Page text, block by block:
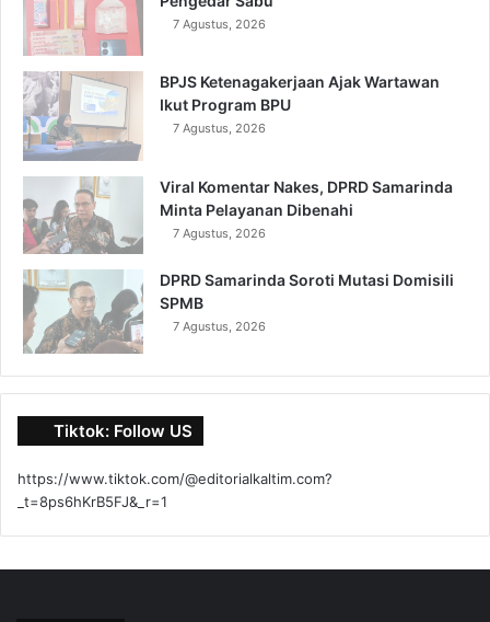
7 Agustus, 2026
BPJS Ketenagakerjaan Ajak Wartawan
Ikut Program BPU
7 Agustus, 2026
Viral Komentar Nakes, DPRD Samarinda
Minta Pelayanan Dibenahi
7 Agustus, 2026
DPRD Samarinda Soroti Mutasi Domisili
SPMB
7 Agustus, 2026
Tiktok: Follow US
https://www.tiktok.com/@editorialkaltim.com?
_t=8ps6hKrB5FJ&_r=1